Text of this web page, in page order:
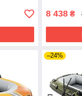
8 438 ₴
–24%